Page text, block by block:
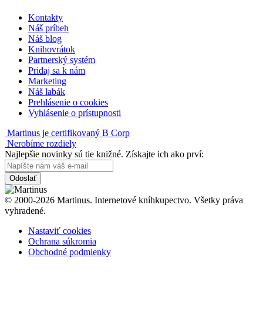
Kontakty
Náš príbeh
Náš blog
Knihovrátok
Partnerský systém
Pridaj sa k nám
Marketing
Náš labák
Prehlásenie o cookies
Vyhlásenie o prístupnosti
Martinus je certifikovaný B Corp
Nerobíme rozdiely
Najlepšie novinky sú tie knižné. Získajte ich ako prví:
Odoslať
© 2000-2026 Martinus. Internetové kníhkupectvo. Všetky práva
vyhradené.
Nastaviť cookies
Ochrana súkromia
Obchodné podmienky